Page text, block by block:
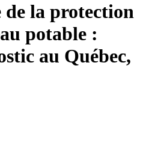
de la protection
potable :
au Québec,